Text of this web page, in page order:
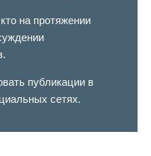
на протяжении
публикации в
сетях.